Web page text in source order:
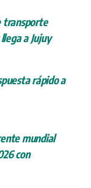
transporte
a Jujuy
rápido a
mundial
con